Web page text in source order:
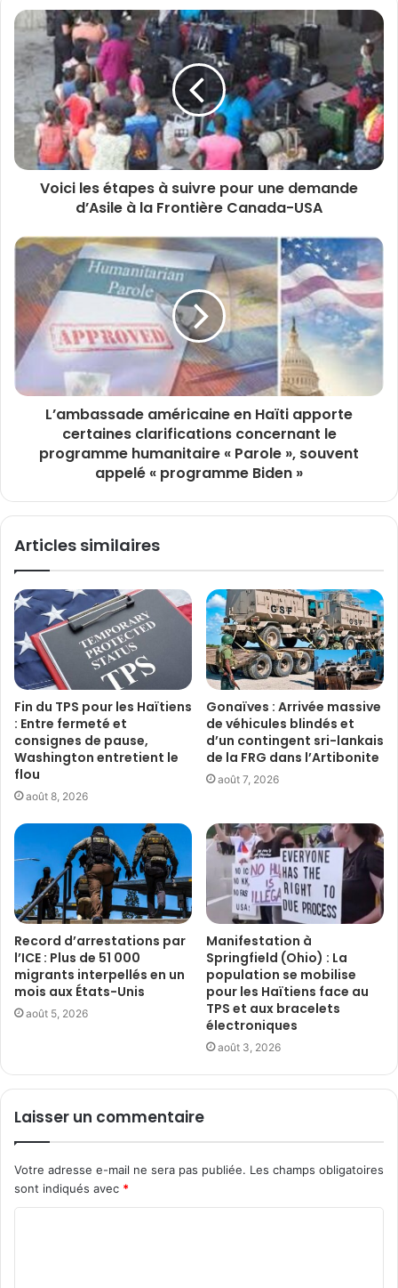
Voici les étapes à suivre pour une demande
d’Asile à la Frontière Canada-USA
L’ambassade américaine en Haïti apporte
certaines clarifications concernant le
programme humanitaire « Parole », souvent
appelé « programme Biden »
Articles similaires
Fin du TPS pour les Haïtiens
: Entre fermeté et
consignes de pause,
Washington entretient le
flou
août 8, 2026
Gonaïves : Arrivée massive
de véhicules blindés et
d’un contingent sri-lankais
de la FRG dans l’Artibonite
août 7, 2026
Record d’arrestations par
l’ICE : Plus de 51 000
migrants interpellés en un
mois aux États-Unis
août 5, 2026
Manifestation à
Springfield (Ohio) : La
population se mobilise
pour les Haïtiens face au
TPS et aux bracelets
électroniques
août 3, 2026
Laisser un commentaire
Votre adresse e-mail ne sera pas publiée. Les champs obligatoires
sont indiqués avec *